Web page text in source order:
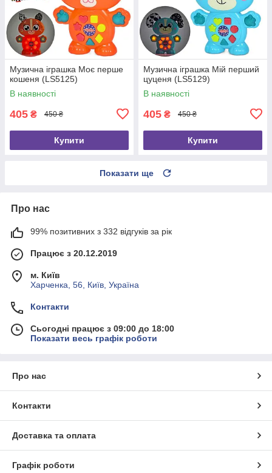
Музична іграшка Моє перше
кошеня (LS5125)
В наявності
405 ₴ 450 ₴
Купити
Музична іграшка Мій перший
цуценя (LS5129)
В наявності
405 ₴ 450 ₴
Купити
Показати ще
Про нас
99% позитивних з 332 відгуків за рік
Працює з 20.12.2019
м. Київ
Харченка, 56, Київ, Україна
Контакти
Сьогодні працює з 09:00 до 18:00
Показати весь графік роботи
Про нас
Контакти
Доставка та оплата
Графік роботи